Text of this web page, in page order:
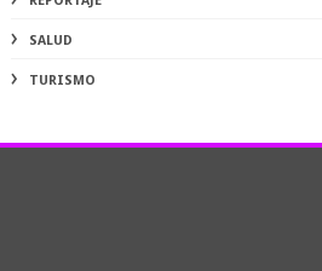
SALUD
TURISMO